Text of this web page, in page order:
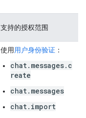
支持的授权范围
使用 用户身份验证 ：
chat.messages.c
reate
chat.messages
chat.import